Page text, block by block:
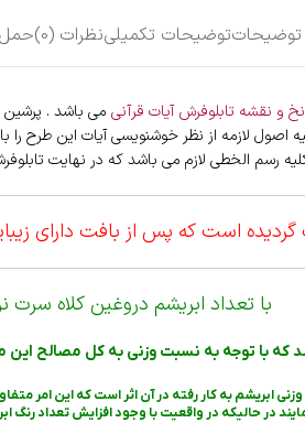
توضیحاتتوضیحات تکمیلینظرات (0)
نخ و نقشه تابلوفرش آیات قرآنی می باشد . پرشین
لازمه از نظر خوشنویسی آیات این طرح را
رسم الخطی لازم می باشد که در نهایت
است که پس از بافت دارای
با تعداد ابریشم دروغین کلاه سرت
به کار رفته در آن اثر است که این امر
در حالیکه در واقعیت با وجود افزایش تعداد